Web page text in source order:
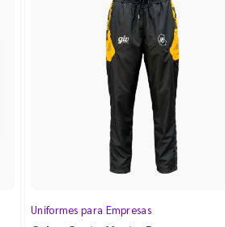
Uniformes para Empresas